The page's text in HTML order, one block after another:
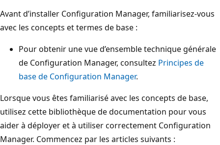
Avant d’installer Configuration Manager, familiarisez-vous
avec les concepts et termes de base :
Pour obtenir une vue d’ensemble technique générale
de Configuration Manager, consultez Principes de
base de Configuration Manager.
Lorsque vous êtes familiarisé avec les concepts de base,
utilisez cette bibliothèque de documentation pour vous
aider à déployer et à utiliser correctement Configuration
Manager. Commencez par les articles suivants :